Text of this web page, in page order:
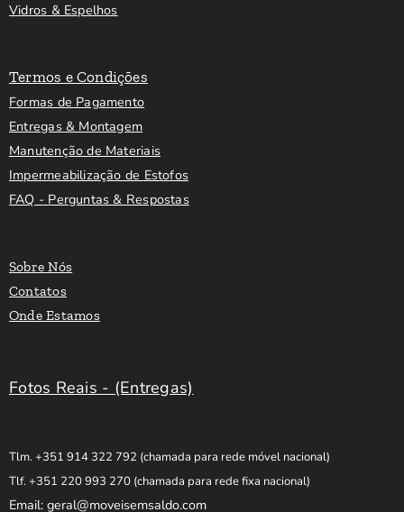
Vidros & Espelhos
Termos e Condições
Formas de Pagamento
Entregas & Montagem
Manutenção de Materiais
Impermeabilização de Estofos
FAQ - Perguntas & Respostas
Sobre Nós
Contatos
Onde Estamos
Fotos Reais - (Entregas)
Tlm. +351 914 322 792 (chamada para rede móvel nacional)
Tlf. +351 220 993 270 (chamada para rede fixa nacional)
Email: geral@moveisemsaldo.com